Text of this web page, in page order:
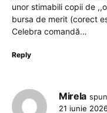
unor stimabili copii de
bursa de merit (corect
Celebra comandă…
Reply
Mirela
21 iunie